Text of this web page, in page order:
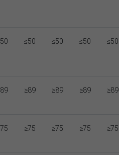
≤50 ≤50 ≤50 ≤50
≥89 ≥89 ≥89 ≥89
≥75 ≥75 ≥75 ≥75